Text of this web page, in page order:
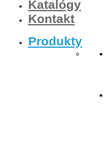
Katalógy
Kontakt
Produkty